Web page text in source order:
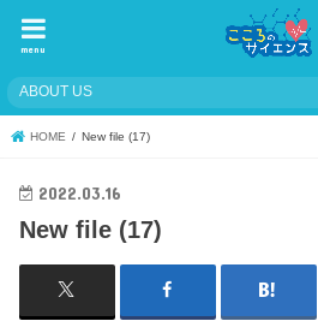
menu
ABOUT US
HOME New file (17)
2022.03.16
New file (17)